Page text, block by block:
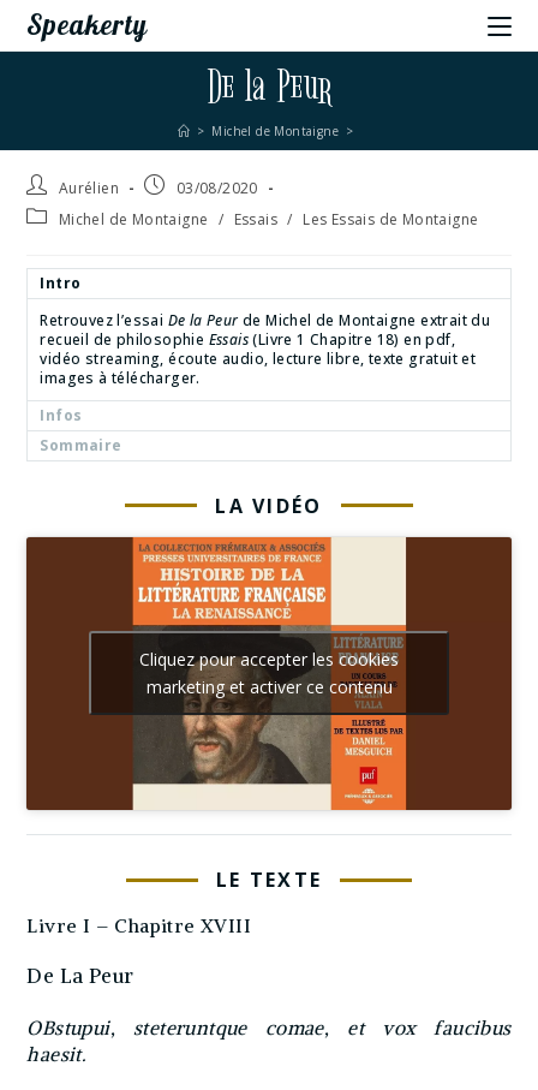
Speakerty
De la Peur
> Michel de Montaigne >
Aurélien
03/08/2020
Michel de Montaigne / Essais / Les Essais de Montaigne
Intro
Retrouvez l’essai De la Peur de Michel de Montaigne extrait du
recueil de philosophie Essais(Livre 1 Chapitre 18) en pdf,
vidéo streaming, écoute audio, lecture libre, texte gratuit et
images à télécharger.
Infos
Sommaire
LA VIDÉO
Cliquez pour accepter les cookies
marketing et activer ce contenu
LE TEXTE
Livre I – Chapitre XVIII
De La Peur
OBstupui, steteruntque comae, et vox faucibus
haesit.